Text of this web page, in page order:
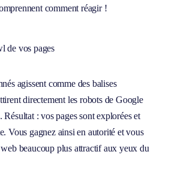
comment réagir !
de vos pages
agissent comme des balises
directement les robots de Google
Résultat : vos pages sont explorées et
Vous gagnez ainsi en autorité et vous
beaucoup plus attractif aux yeux du